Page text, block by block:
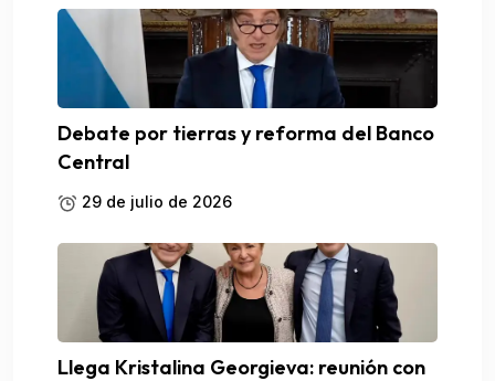
Debate por tierras y reforma del Banco
Central
29 de julio de 2026
Llega Kristalina Georgieva: reunión con